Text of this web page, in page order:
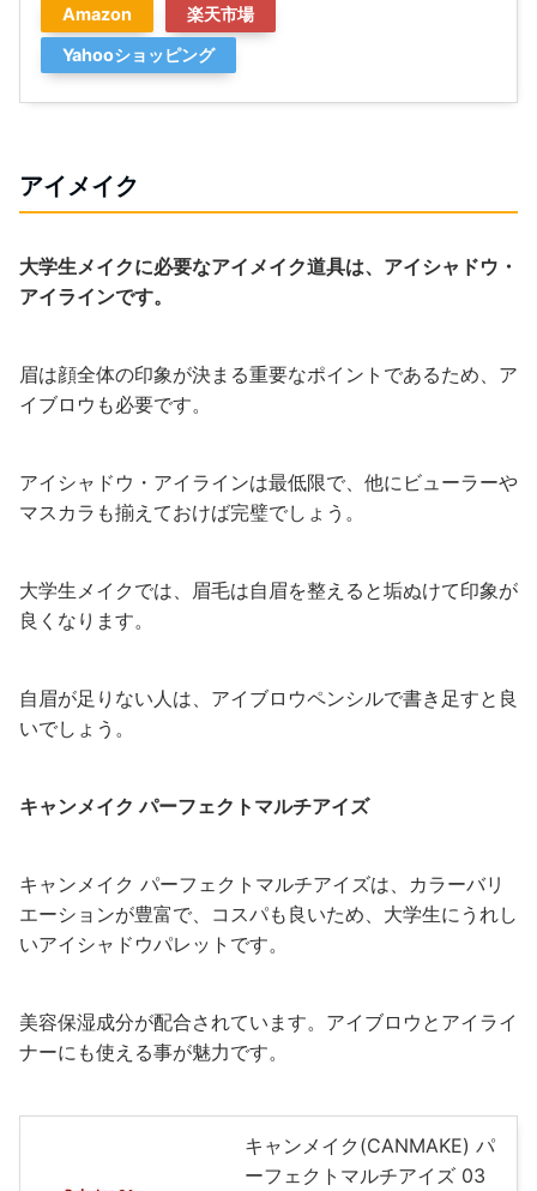
Amazon
楽天市場
Yahooショッピング
アイメイク
大学生メイクに必要なアイメイク道具は、アイシャドウ・
アイラインです。
眉は顔全体の印象が決まる重要なポイントであるため、ア
イブロウも必要です。
アイシャドウ・アイラインは最低限で、他にビューラーや
マスカラも揃えておけば完璧でしょう。
大学生メイクでは、眉毛は自眉を整えると垢ぬけて印象が
良くなります。
自眉が足りない人は、アイブロウペンシルで書き足すと良
いでしょう。
キャンメイク パーフェクトマルチアイズ
キャンメイク パーフェクトマルチアイズは、カラーバリ
エーションが豊富で、コスパも良いため、大学生にうれし
いアイシャドウパレットです。
美容保湿成分が配合されています。アイブロウとアイライ
ナーにも使える事が魅力です。
キャンメイク(CANMAKE) パ
ーフェクトマルチアイズ 03